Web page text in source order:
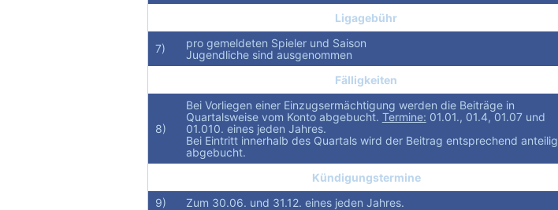
Ligagebühr
7)
pro gemeldeten Spieler und Saison
Jugendliche sind ausgenommen
Fälligkeiten
8)
Bei Vorliegen einer Einzugsermächtigung werden die Beiträge in
Quartalsweise vom Konto abgebucht. Termine: 01.01., 01.4, 01.07 und
01.010. eines jeden Jahres.
Bei Eintritt innerhalb des Quartals wird der Beitrag entsprechend anteilig
abgebucht.
Kündigungstermine
9)
Zum 30.06. und 31.12. eines jeden Jahres.